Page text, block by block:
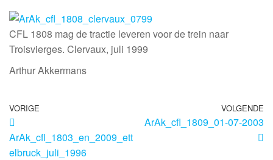
CFL 1808 mag de tractie leveren voor de trein naar
Troisvierges. Clervaux, juli 1999
Arthur Akkermans
VORIGE
ArAk_cfl_1803_en_2009_ett
elbruck_juli_1996
VOLGENDE
ArAk_cfl_1809_01-07-2003